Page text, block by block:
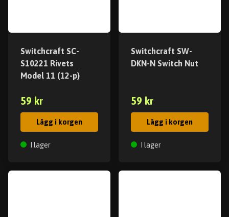
Switchcraft SC-
S10221 Rivets
Model 11 (12-p)
59 kr
Lägg i korgen
I lager
Switchcraft SW-
DKN-N Switch Nut
59 kr
Lägg i korgen
I lager